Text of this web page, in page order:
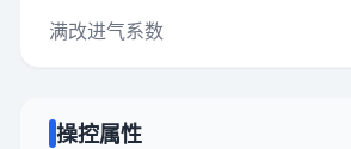
满改进气系数
操控属性